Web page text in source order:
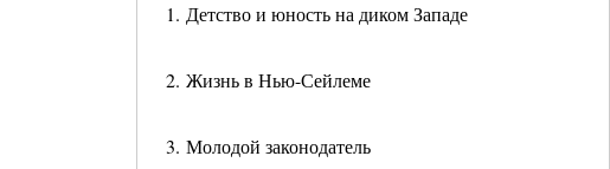
1. Детство и юность на диком Западе
2. Жизнь в Нью-Сейлеме
3. Молодой законодатель